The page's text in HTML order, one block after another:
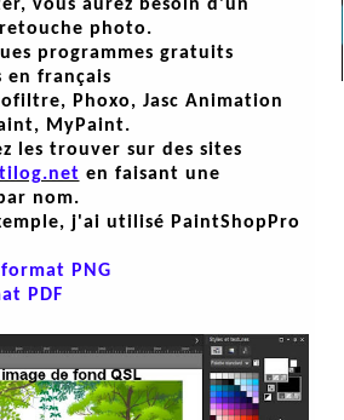
vous aurez besoin d'un
photo.
programmes gratuits
en français
Phoxo, Jasc Animation
MyPaint.
les trouver sur des sites
en faisant une
nom.
j'ai utilisé PaintShopPro
PNG
PDF